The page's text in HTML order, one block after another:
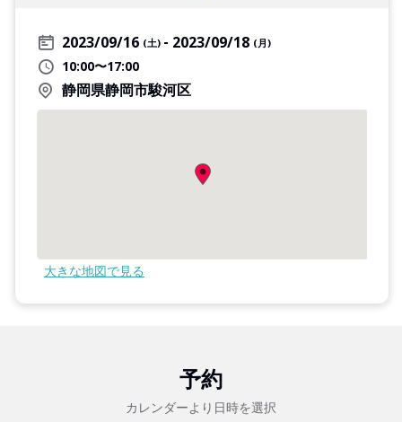
2023/09/16 (土) 2023/09/18 (月)
10:00〜17:00
静岡県静岡市駿河区
大きな地図で見る
予約
カレンダーより日時を選択